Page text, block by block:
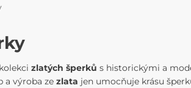
zlatých šperků s historickými a
a výroba ze zlata jen umocňuje krásu